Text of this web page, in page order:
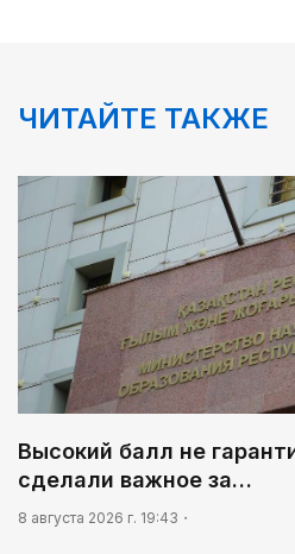
ЧИТАЙТЕ ТАКЖЕ
Высокий балл не
сделали важное за…
8 августа 2026 г. 19:43